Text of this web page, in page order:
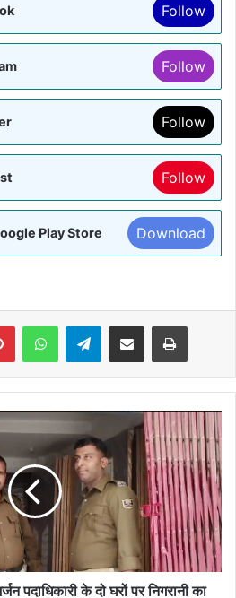
Follow
Follow
Follow
Follow
Play Store Download
PinterestWhatsAppTelegramShare via Email Print
पदाधिकारी के दो घरों पर निगरानी का